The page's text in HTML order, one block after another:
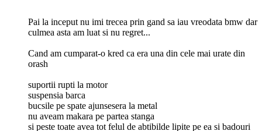
Pai la inceput nu imi trecea prin gand sa iau vreodata bmw dar
culmea asta am luat si nu regret...
Cand am cumparat-o kred ca era una din cele mai urate din
orash
suportii rupti la motor
suspensia barca
bucsile pe spate ajunsesera la metal
nu aveam makara pe partea stanga
si peste toate avea tot felul de abtibilde lipite pe ea si badouri